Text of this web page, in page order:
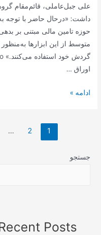
علی جبل‌عاملی، قائم‌مقام
داشت: «درحال ‌حاضر با توجه
حوزه تامین مالی مبتنی بر
متوسط از این ابزارها
اوراق …
تامین
ریالی
ادامه »
1
2
…
جستجو
Posts